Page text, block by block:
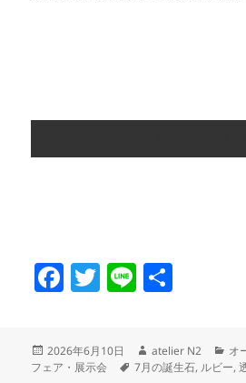
F
e
T
er
Li
投
稿
2026年6月10日
作
成
atelier N2
カ
テ
オ
フェア・展示会
タ
7月の誕生石, ルビー,